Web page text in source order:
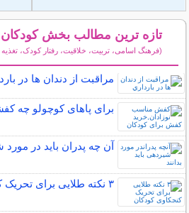
تازه ترین مطالب بخش کودکان
(فرهنگ اسامی، تربیت، خلاقیت، رفتار کودک،
مراقبت از دندان‌ ها در
برای پاهای کوچولو چه
آن چه پدران بايد در مورد
۳ نکته طلایی برای تحریک کنجکاوی کودکان